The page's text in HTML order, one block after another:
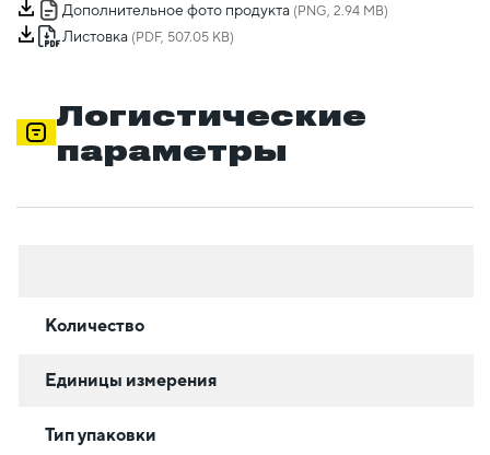
Дополнительное фото продукта (PNG, 2.94 MB)
Листовка (PDF, 507.05 KB)
Логистические
параметры
Количество
Единицы измерения
Тип упаковки